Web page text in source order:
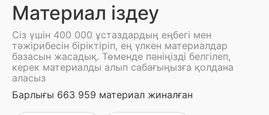
Материал іздеу
Сіз үшін 400 000 ұстаздардың еңбегі мен
тәжірибесін біріктіріп, ең үлкен материалдар
базасын жасадық. Төменде пәніңізді белгілеп,
керек материалды алып сабағыңызға қолдана
аласыз
Барлығы 663 959 материал жиналған